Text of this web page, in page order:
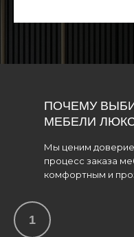
ПОЧЕМУ
МЕБЕЛИ
Мы ценим
процесс заказа
комфортным и